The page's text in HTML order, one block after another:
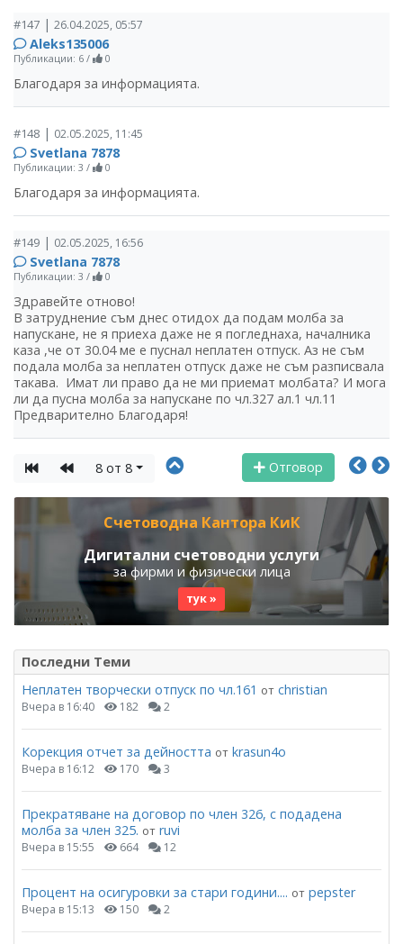
#147 | 26.04.2025, 05:57
Aleks135006
Публикации: 6 / 0
Благодаря за информацията.
#148 | 02.05.2025, 11:45
Svetlana 7878
Публикации: 3 / 0
Благодаря за информацията.
#149 | 02.05.2025, 16:56
Svetlana 7878
Публикации: 3 / 0
Здравейте отново!
В затруднение съм днес отидох да подам молба за
напускане, не я приеха даже не я погледнаха, началника
каза ,че от 30.04 ме е пуснал неплатен отпуск. Аз не съм
подала молба за неплатен отпуск даже не съм разписвала
такава. Имат ли право да не ми приемат молбата? И мога
ли да пусна молба за напускане по чл.327 ал.1 чл.11
Предварително Благодаря!
Отговор
8 от 8
Счетоводна Кантора КиК
Дигитални счетоводни услуги
за фирми и физически лица
тук »
Последни Теми
Неплатен творчески отпуск по чл.161 от christian
Вчера в 16:40 182 2
Корекция отчет за дейността от krasun4o
Вчера в 16:12 170 3
Прекратяване на договор по член 326, с подадена
молба за член 325. от ruvi
Вчера в 15:55 664 12
Процент на осигуровки за стари години.... от pepster
Вчера в 15:13 150 2